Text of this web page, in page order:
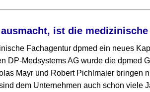
ist die medizinische
Fachagentur dpmed ein neues
DP-Medsystems AG wurde die dpmed
Mayr und Robert Pichlmaier bringen
dem Unternehmen auch schon viele